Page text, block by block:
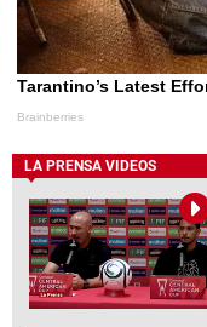
LA PRENSA VIDEOS